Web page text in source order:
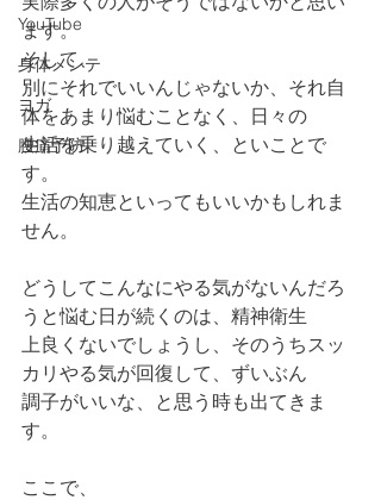
YouTube
身体メンテ
ヨガ
腰痛予防
ます。
そして、
別にそれでいいんじゃないか、それ自
体をあまり悩むことなく、日々の
生活を乗り越えていく、といことで
す。
生活の知恵といってもいいかもしれま
せん。
どうしてこんなにやる気がないんだろ
うと悩む日が続くのは、精神衛生
上良くないでしょうし、そのうちスッ
カリやる気が回復して、ずいぶん
調子がいいな、と思う時も出てきま
す。
ここで、